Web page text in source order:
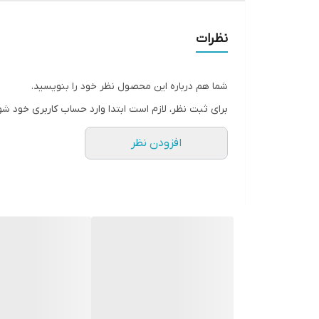
مناسب برای سن: ۶ ماه به بالا
نظرات
شما هم درباره این محصول نظر خود را بنویسید.
برای ثبت نظر، لازم است ابتدا وارد حساب کاربری خود
افزودن نظر